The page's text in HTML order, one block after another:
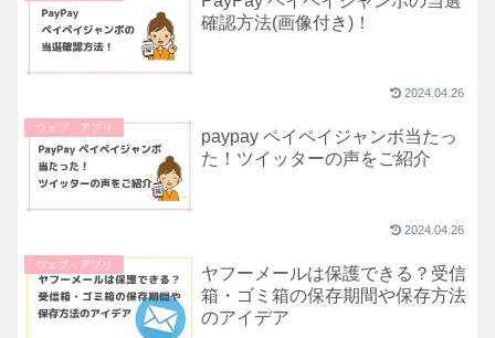
確認方法(画像付き)！
2024.04.26
ウェブ・アプリ
paypay ペイペイジャンボ当たっ
た！ツイッターの声をご紹介
2024.04.26
ウェブ・アプリ
ヤフーメールは保護できる？受信
箱・ゴミ箱の保存期間や保存方法
のアイデア